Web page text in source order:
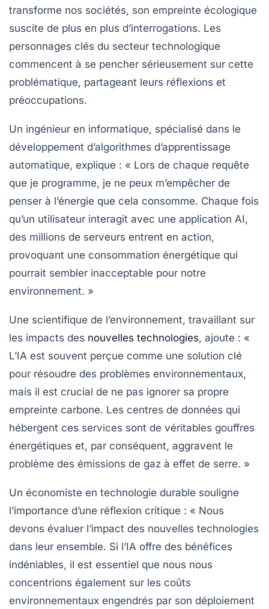
transforme nos sociétés, son empreinte écologique
suscite de plus en plus d’interrogations. Les
personnages clés du secteur technologique
commencent à se pencher sérieusement sur cette
problématique, partageant leurs réflexions et
préoccupations.
Un ingénieur en informatique, spécialisé dans le
développement d’algorithmes d’apprentissage
automatique, explique : « Lors de chaque requête
que je programme, je ne peux m’empêcher de
penser à l’énergie que cela consomme. Chaque fois
qu’un utilisateur interagit avec une application AI,
des millions de serveurs entrent en action,
provoquant une consommation énergétique qui
pourrait sembler inacceptable pour notre
environnement. »
Une scientifique de l’environnement, travaillant sur
les impacts des nouvelles technologies, ajoute : «
L’IA est souvent perçue comme une solution clé
pour résoudre des problèmes environnementaux,
mais il est crucial de ne pas ignorer sa propre
empreinte carbone. Les centres de données qui
hébergent ces services sont de véritables gouffres
énergétiques et, par conséquent, aggravent le
problème des émissions de gaz à effet de serre. »
Un économiste en technologie durable souligne
l’importance d’une réflexion critique : « Nous
devons évaluer l’impact des nouvelles technologies
dans leur ensemble. Si l’IA offre des bénéfices
indéniables, il est essentiel que nous nous
concentrions également sur les coûts
environnementaux engendrés par son déploiement